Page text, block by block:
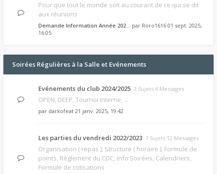
Pour que tout le monde soit au courant de ce qui se dit
aux réunions
Demande Information Année 202… par Roro1616 01 sept. 2025,
16:05
Soirées Régulières à la Salle et Evénements
Evénements du club 2024/2025 2 Sujets 4 Messages
OPEN, DEEP, Tournoi Interne, ...
par darkofeat 21 janv. 2025, 19:42
Les parties du vendredi 2022/2023 7 Sujets 12 Messages
Organisation ( repas ), Structure ( horaire ), Formule de
points, Règlement du CDC, Info Soirées, Calendriers,
Formule de cotisations